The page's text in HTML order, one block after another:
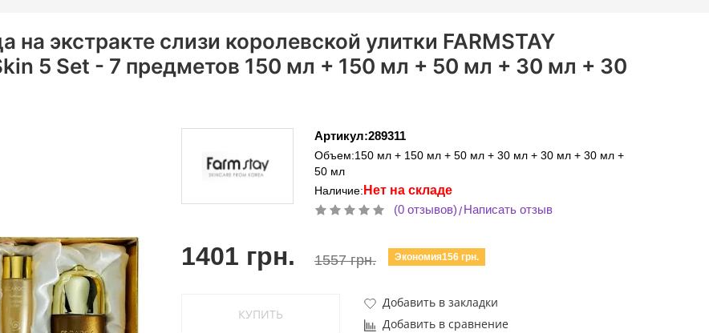
на экстракте слизи королевской улитки FARMSTAY
5 Set - 7 предметов 150 мл + 150 мл + 50 мл + 30 мл + 30
Артикул:289311
Объем:150 мл + 150 мл + 50 мл + 30 мл + 30 мл + 30 мл +
50 мл
Наличие: Нет на складе
(0 отзывов)/Написать отзыв
1401 грн. 1557 грн. Экономия156 грн.
КУПИТЬ
Добавить в закладки
Добавить в сравнение